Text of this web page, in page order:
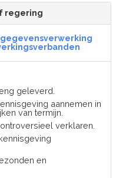
regering
geleverd.
aannemen in
van termijn.
verklaren.
en